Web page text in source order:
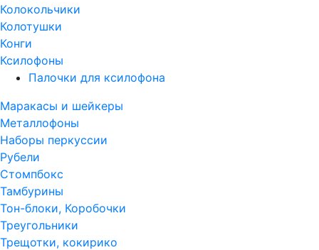
Колокольчики
Колотушки
Конги
Ксилофоны
Палочки для ксилофона
Маракасы и шейкеры
Металлофоны
Наборы перкуссии
Рубели
Стомпбокс
Тамбурины
Тон-блоки, Коробочки
Треугольники
Трещотки, кокирико